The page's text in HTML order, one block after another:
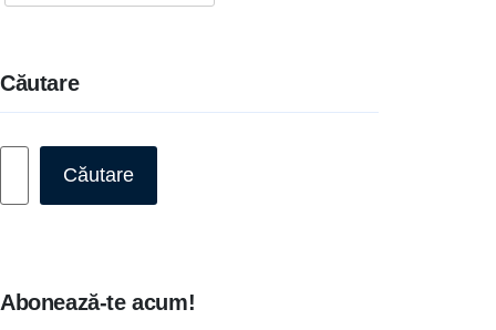
Căutare
Căutare
Abonează-te acum!